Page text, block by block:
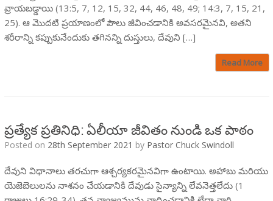
వ్రాయబడ్డాయి (13:5, 7, 12, 15, 32, 44, 46, 48, 49; 14:3, 7, 15, 21,
25). ఆ మొదటి ప్రయాణంలో పౌలు జీవించడానికి అవసరమైనవి, అతని
శరీరాన్ని కప్పుకునేందుకు తగినన్ని దుస్తులు, దేవుని […]
Read More
ప్రత్యేక ప్రతినిధి: ఏలీయా జీవితం నుండి ఒక పాఠం
Posted on 28th September 2021 by Pastor Chuck Swindoll
దేవుని విధానాలు తరచుగా ఆశ్చర్యకరమైనవిగా ఉంటాయి. అహాబు మరియు
యెజెబెలు‌లను నాశనం చేయడానికి దేవుడు సైన్యాన్ని లేవనెత్తలేదు (1